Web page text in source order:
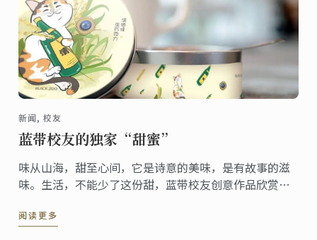
新闻, 校友
蓝带校友的独家“甜蜜”
味从山海，甜至心间，它是诗意的美味，是有故事的滋
味。生活，不能少了这份甜，蓝带校友创意作品欣赏，
阅读更多